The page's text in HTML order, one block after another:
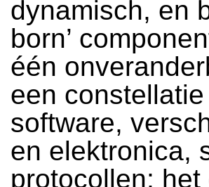
dynamisch, en
born’
één
een
software,
en elektronica,
protocollen;